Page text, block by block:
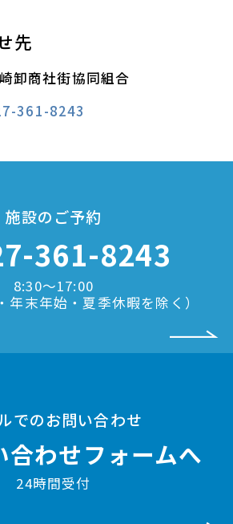
先
卸商社街協同組合
361-8243
施設のご予約
361-8243
8:30〜17:00
年末年始・夏季休暇を除く）
でのお問い合わせ
合わせフォームへ
24時間受付